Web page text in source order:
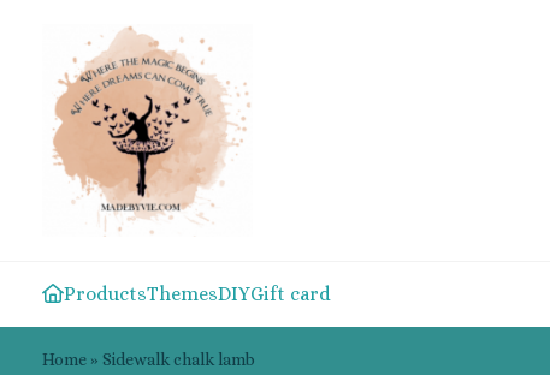
ProductsThemesDIYGift card
Home » Sidewalk chalk lamb